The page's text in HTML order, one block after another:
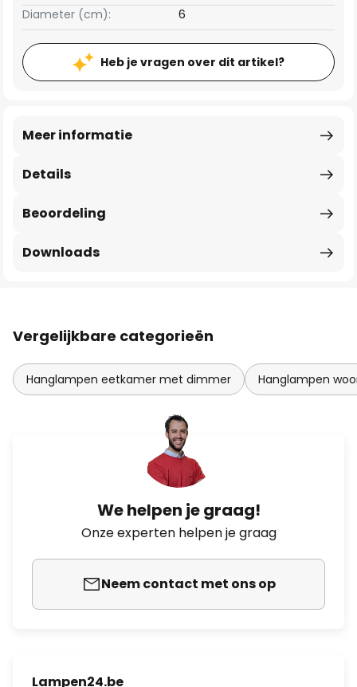
Diameter (cm):
6
Heb je vragen over dit artikel?
Details
Meer informatie
Beoordeling
Downloads
Vergelijkbare categorieën
Hanglampen eetkamer met dimmer Hanglampen
We helpen je graag!
Onze experten helpen je graag
Neem contact met ons op
Lampen24.be